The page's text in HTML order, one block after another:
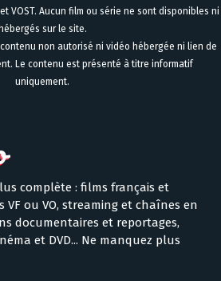
VOST. Aucun film ou série ne sont disponibles ni
hébergés sur le site.
non autorisé ni vidéo hébergée ni lien de
Le contenu est présenté à titre informatif
uniquement.
complète : films français et
ou VO, streaming et chaînes en
documentaires et reportages,
et DVD... Ne manquez plus